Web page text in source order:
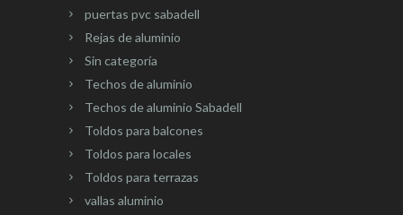
puertas pvc sabadell
Rejas de aluminio
Sin categoría
Techos de aluminio
Techos de aluminio Sabadell
Toldos para balcones
Toldos para locales
Toldos para terrazas
vallas aluminio